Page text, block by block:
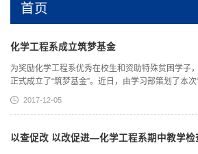
首页
化学工程系成立筑梦基金
为奖励化学工程系优秀在校生和资助特殊贫困学子
正式成立了“筑梦基金”。近日，由学习部策划了本
得了2016级30名优秀学生捐助。化学工程系“筑梦
了“筑梦基金会”，不以盈利为目的，主要筹集和...
2017-12-05
以查促改 以改促进—化学工程系期中教学检